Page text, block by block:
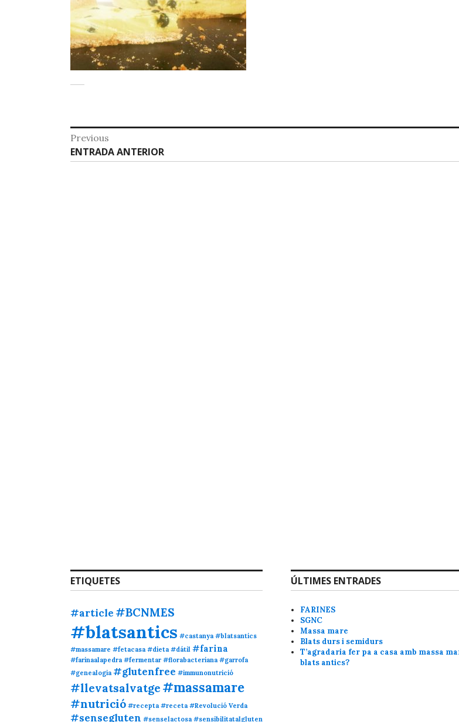
Previous
ENTRADA ANTERIOR
ETIQUETES
#article #BCNMES
#blatsantics #castanya #blatsantics
#massamare #fetacasa #dieta #dátil #farina
#farinaalapedra #fermentar #florabacteriana #garrofa
#genealogia #glutenfree #immunonutrició
#llevatsalvatge #massamare
#nutrició #recepta #receta #Revolució Verda
#sensegluten #senselactosa #sensibilitatalgluten
ÚLTIMES ENTRADES
FARINES
SGNC
Massa mare
Blats durs i semidurs
T’agradaria fer pa a casa amb massa
blats antics?